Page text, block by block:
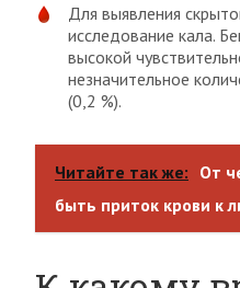
Для выявления
исследование кала.
высокой
незначительное
(0,2 %).
Читайте так же: От
быть приток крови к